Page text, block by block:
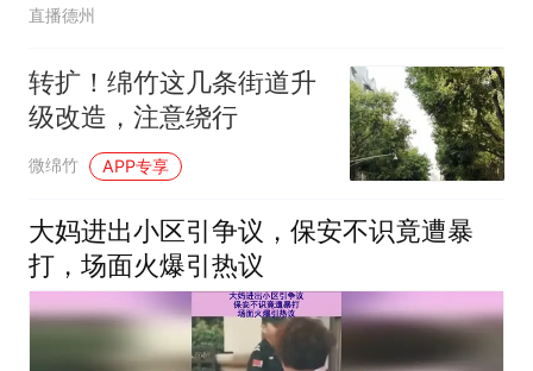
直播德州
转扩！绵竹这几条街道升
级改造，注意绕行
微绵竹 APP专享
大妈进出小区引争议，保安不识竟遭暴
打，场面火爆引热议